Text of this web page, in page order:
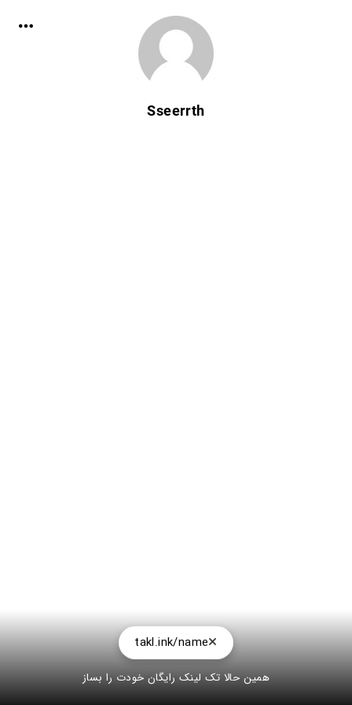
Sseerrth
takl.ink/name
همین حالا تک لینک رایگان خودت را بساز